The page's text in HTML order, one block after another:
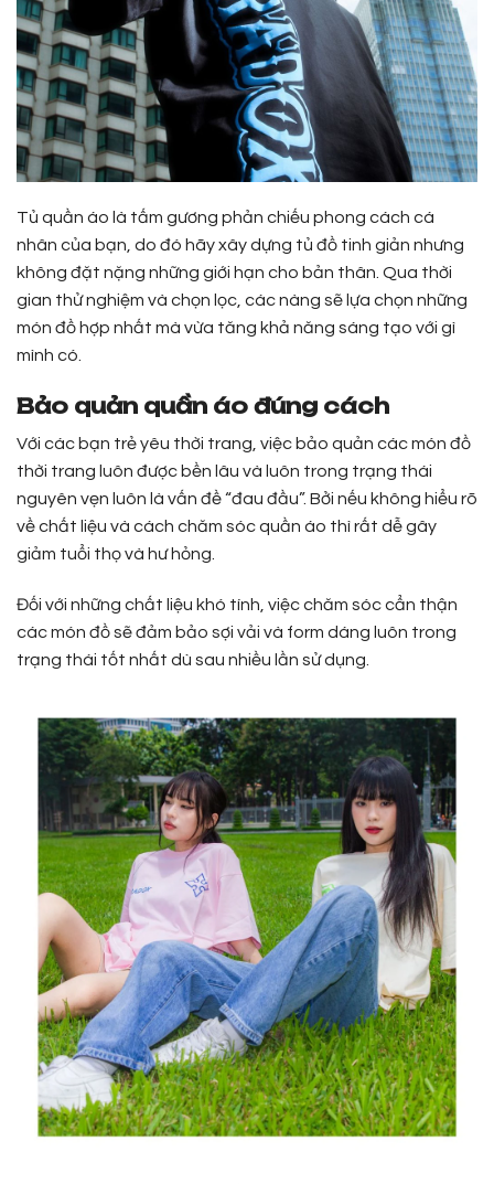
Tủ quần áo là tấm gương phản chiếu phong cách cá
nhân của bạn, do đó hãy xây dựng tủ đồ tinh giản nhưng
không đặt nặng những giới hạn cho bản thân. Qua thời
gian thử nghiệm và chọn lọc, các nàng sẽ lựa chọn những
món đồ hợp nhất mà vừa tăng khả năng sáng tạo với gì
mình có.
Bảo quản quần áo đúng cách
Với các bạn trẻ yêu thời trang, việc bảo quản các món đồ
thời trang luôn được bền lâu và luôn trong trạng thái
nguyên vẹn luôn là vấn đề “đau đầu”. Bởi nếu không hiểu rõ
về chất liệu và cách chăm sóc quần áo thì rất dễ gây
giảm tuổi thọ và hư hỏng.
Đối với những chất liệu khó tính, việc chăm sóc cẩn thận
các món đồ sẽ đảm bảo sợi vải và form dáng luôn trong
trạng thái tốt nhất dù sau nhiều lần sử dụng.